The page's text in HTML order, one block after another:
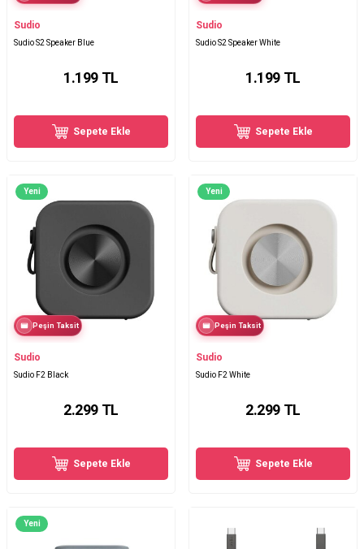
Sudio
Sudio S2 Speaker Blue
1.199 TL
Sepete Ekle
Sudio
Sudio S2 Speaker White
1.199 TL
Sepete Ekle
Yeni
Peşin Taksit
Sudio
Sudio F2 Black
2.299 TL
Sepete Ekle
Yeni
Peşin Taksit
Sudio
Sudio F2 White
2.299 TL
Sepete Ekle
Yeni